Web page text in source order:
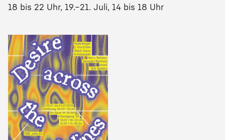
18 bis 22 Uhr, 19.–21. Juli, 14 bis 18 Uhr